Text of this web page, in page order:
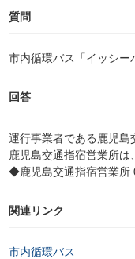
質問
市内循環バス「イッシー
回答
運行事業者である鹿児島
鹿児島交通指宿営業所は
◆鹿児島交通指宿営業所
関連リンク
市内循環バス